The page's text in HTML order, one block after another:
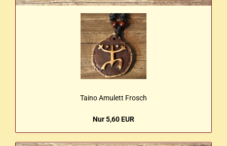
Taino Amu­lett Frosch
Nur 5,60 EUR